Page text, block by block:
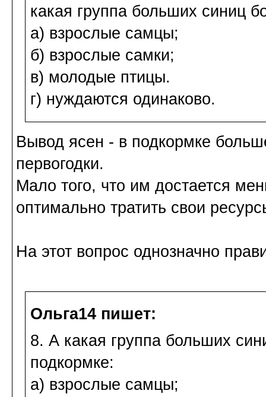
какая группа больших синиц
а) взрослые самцы;
б) взрослые самки;
в) молодые птицы.
г) нуждаются одинаково.
Вывод ясен - в подкормке
первогодки.
Мало того, что им достается
оптимально тратить свои
На этот вопрос однозначно
Ольга14 пишет:
8. А какая группа больших
подкормке:
а) взрослые самцы;